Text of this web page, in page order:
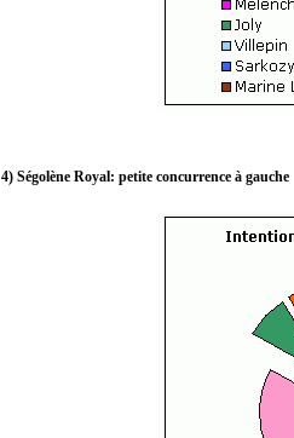
4) Ségolène Royal: petite concurrence à gauche